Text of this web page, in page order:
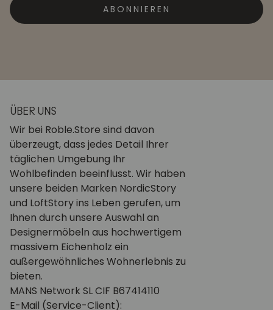
ABONNIEREN
ÜBER UNS
Wir bei Roble.Store sind davon
überzeugt, dass jedes Detail Ihrer
täglichen Umgebung Ihr
Wohlbefinden beeinflusst. Wir haben
unsere beiden Marken NordicStory
und LoftStory ins Leben gerufen, um
Ihnen durch unsere Auswahl an
Designermöbeln aus hochwertigem
massivem Eichenholz ein
außergewöhnliches Wohnerlebnis zu
bieten.
MANS Network SL CIF B67414110
E-Mail (Service-Client):